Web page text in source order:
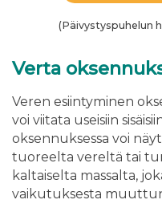
(Päivystyspuhelun
Verta
Veren esiintyminen
voi viitata useisiin
oksennuksessa voi
tuoreelta vereltä tai
kaltaiselta massalta,
vaikutuksesta